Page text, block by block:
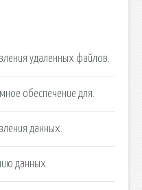
удаленных файлов.
обеспечение для.
данных.
данных.